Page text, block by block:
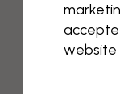
website